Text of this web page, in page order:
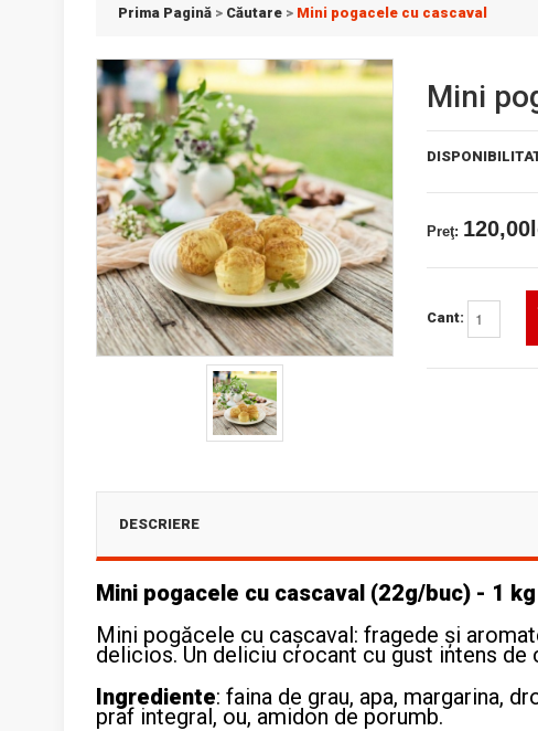
Prima Pagină > Căutare > Mini pogacele cu cascaval
Mini
Preţ:
Cant:
DESCRIERE
Mini pogacele cu cascaval (22g/buc) - 1
Mini pogăcele cu cașcaval: fragede și
delicios. Un deliciu crocant cu gust intens de
Ingrediente: faina de grau, apa, margarina,
praf integral, ou, amidon de porumb.